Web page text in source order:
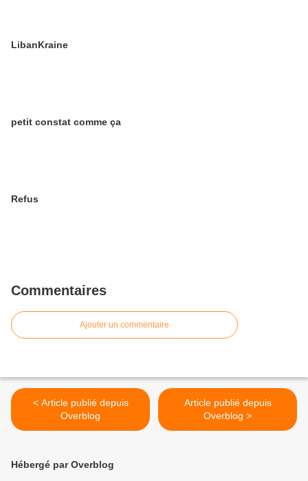
LibanKraine
petit constat comme ça
Refus
Commentaires
Ajouter un commentaire
< Article publié depuis
Overblog
Article publié depuis
Overblog >
Hébergé par Overblog